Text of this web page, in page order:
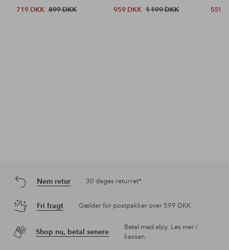
719 DKK 899 DKK
959 DKK 1 199 DKK 559
Nem retur 30 dages returret*
Fri fragt Gælder for postpakker over 599 DKK
Shop nu, betal senere
Betal med elpy. Les mer i
kassen.